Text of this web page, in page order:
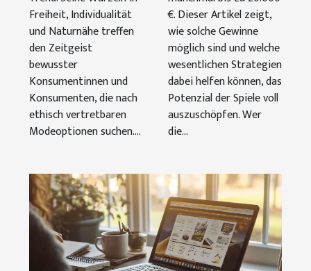
Freiheit, Individualität
und Naturnähe treffen
den Zeitgeist
bewusster
Konsumentinnen und
Konsumenten, die nach
ethisch vertretbaren
Modeoptionen suchen....
€. Dieser Artikel zeigt,
wie solche Gewinne
möglich sind und welche
wesentlichen Strategien
dabei helfen können, das
Potenzial der Spiele voll
auszuschöpfen. Wer
die...